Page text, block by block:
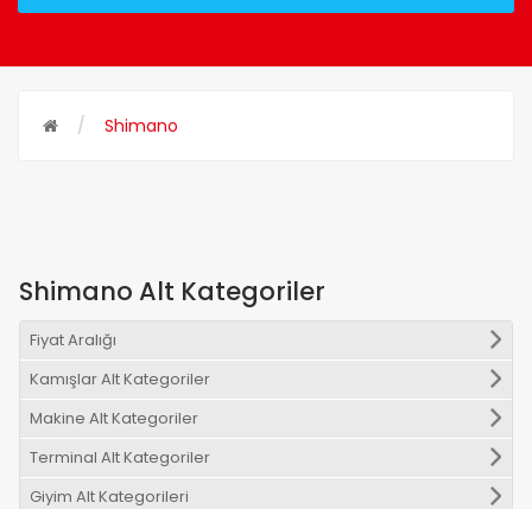
Shimano
Shimano Alt Kategoriler
Fiyat Aralığı
Kamışlar Alt Kategoriler
Makine Alt Kategoriler
Terminal Alt Kategoriler
Giyim Alt Kategorileri